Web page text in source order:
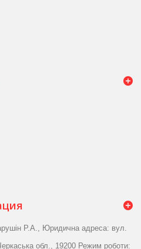
Р.А., Юридична адреса: вул.
обл., 19200 Режим роботи: